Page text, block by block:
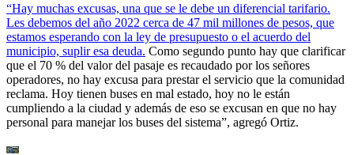
“Hay muchas excusas, una que se le debe un diferencial tarifario.
Les debemos del año 2022 cerca de 47 mil millones de pesos, que
estamos esperando con la ley de presupuesto o el acuerdo del
municipio, suplir esa deuda. Como segundo punto hay que clarificar
que el 70 % del valor del pasaje es recaudado por los señores
operadores, no hay excusa para prestar el servicio que la comunidad
reclama. Hoy tienen buses en mal estado, hoy no le están
cumpliendo a la ciudad y además de eso se excusan en que no hay
personal para manejar los buses del sistema”, agregó Ortiz.